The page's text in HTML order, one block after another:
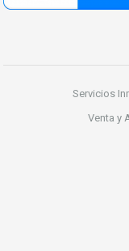
Servicios
Venta y